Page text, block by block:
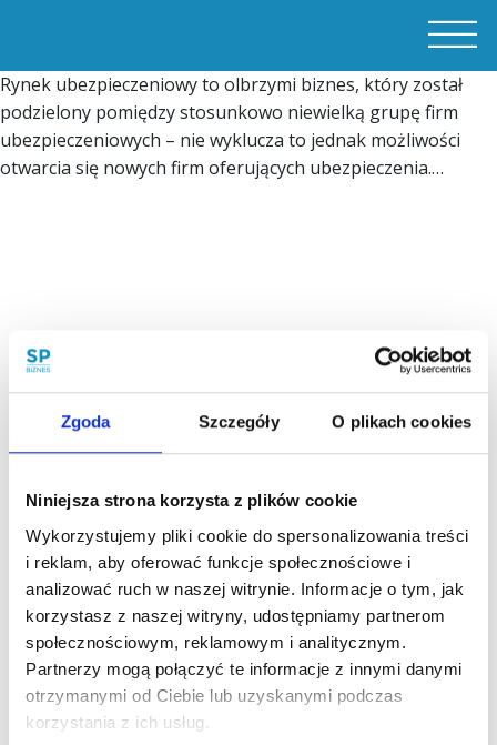
Zgoda Szczegóły O plikach cookies
Niniejsza strona korzysta z plików cookie
Wykorzystujemy pliki cookie do spersonalizowania treści
i reklam, aby oferować funkcje społecznościowe i
analizować ruch w naszej witrynie. Informacje o tym, jak
korzystasz z naszej witryny, udostępniamy partnerom
społecznościowym, reklamowym i analitycznym.
Partnerzy mogą połączyć te informacje z innymi danymi
otrzymanymi od Ciebie lub uzyskanymi podczas
korzystania z ich usług.
Rynek ubezpieczeniowy to olbrzymi biznes, który został
podzielony pomiędzy stosunkowo niewielką grupę firm
ubezpieczeniowych – nie wyklucza to jednak możliwości
otwarcia się nowych firm oferujących ubezpieczenia.…